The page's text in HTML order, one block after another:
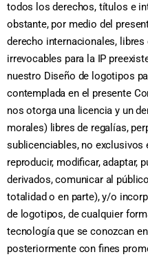
todos los derechos, títulos e
obstante, por medio del
derecho internacionales, libres
irrevocables para la IP
nuestro Diseño de logotipos
contemplada en el presente
nos otorga una licencia y un
morales) libres de regalías,
sublicenciables, no exclusivos
reproducir, modificar, adaptar,
derivados, comunicar al
totalidad o en parte), y/o
de logotipos, de cualquier
tecnología que se conozcan
posteriormente con fines